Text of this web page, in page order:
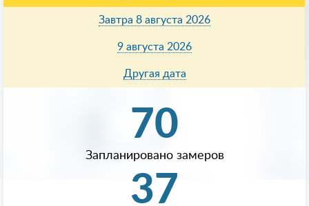
Завтра 8 августа 2026
9 августа 2026
Другая дата
70
Запланировано замеров
37